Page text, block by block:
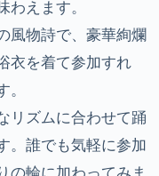
えます。
風物詩で、豪華絢爛
衣を着て参加すれ
リズムに合わせて踊
。誰でも気軽に参加